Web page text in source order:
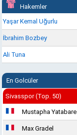
Hakemler
Yaşar Kemal Uğurlu
İbrahim Bozbey
Ali Tuna
En Golcüler
Sivasspor (Top. 50)
Mustapha Yatabare
Max Gradel